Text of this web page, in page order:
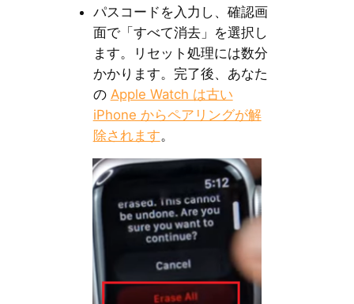
パスコードを入力し、確認画
面で「すべて消去」を選択し
ます。リセット処理には数分
かかります。完了後、あなた
の Apple Watch は古い
iPhone からペアリングが解
除されます。